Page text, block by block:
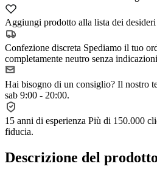
Aggiungi prodotto alla lista dei desideri
Confezione discreta Spediamo il tuo
completamente neutro senza
Hai bisogno di un consiglio? Il nostro
sab 9:00 - 20:00.
15 anni di esperienza Più di 150.000
fiducia.
Descrizione del prodotto